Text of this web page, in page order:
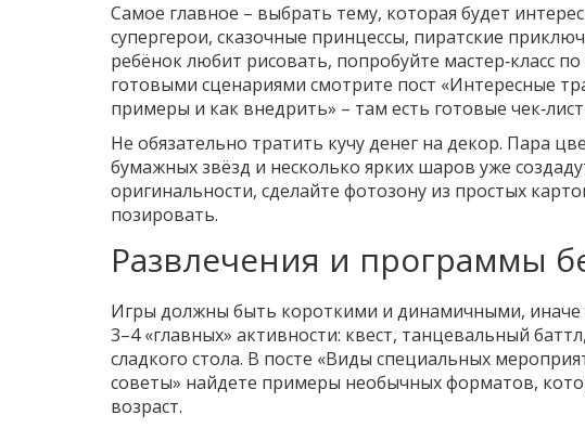
Самое главное – выбрать тему, которая будет
супергерои, сказочные принцессы, пиратские
ребёнок любит рисовать, попробуйте мастер‑класс
готовыми сценариями смотрите пост «Интересные
примеры и как внедрить» – там есть готовые
Не обязательно тратить кучу денег на декор. Пара
бумажных звёзд и несколько ярких шаров уже
оригинальности, сделайте фотозону из простых
позировать.
Развлечения и программы
Игры должны быть короткими и динамичными, иначе
3–4 «главных» активности: квест, танцевальный
сладкого стола. В посте «Виды специальных
советы» найдете примеры необычных форматов,
возраст.